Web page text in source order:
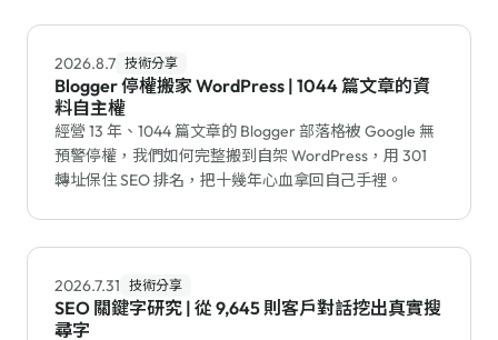
2026.8.7 技術分享
Blogger 停權搬家 WordPress | 1044 篇文章的資
料自主權
經營 13 年、1044 篇文章的 Blogger 部落格被 Google 無
預警停權，我們如何完整搬到自架 WordPress，用 301
轉址保住 SEO 排名，把十幾年心血拿回自己手裡。
2026.7.31 技術分享
SEO 關鍵字研究 | 從 9,645 則客戶對話挖出真實搜
尋字